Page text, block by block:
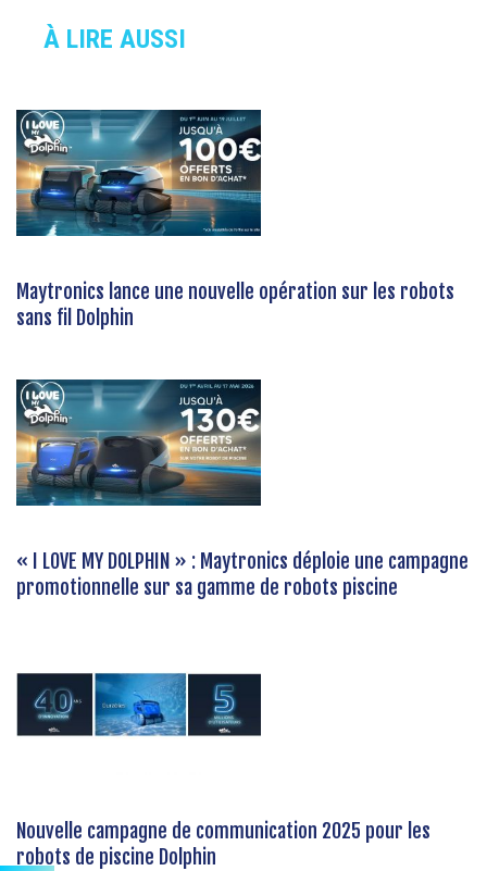
À LIRE AUSSI
Maytronics lance une nouvelle opération sur les robots
sans fil Dolphin
« I LOVE MY DOLPHIN » : Maytronics déploie une campagne
promotionnelle sur sa gamme de robots piscine
Nouvelle campagne de communication 2025 pour les
robots de piscine Dolphin